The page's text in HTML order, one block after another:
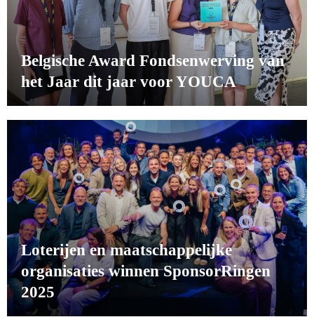
Belgische Award Fondsenwerving van
het Jaar dit jaar voor YOUCA
Loterijen en maatschappelijke
organisaties winnen SponsorRingen
2025